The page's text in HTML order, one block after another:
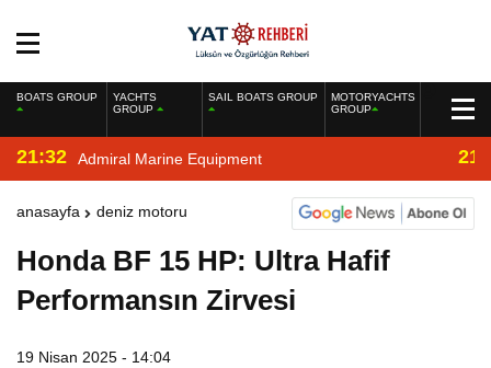
BOATS GROUP
YACHTS
GROUP
SAIL BOATS GROUP
MOTORYACHTS
GROUP
21:32 Admiral Marine Equipment
anasayfa deniz motoru
Honda BF 15 HP: Ultra Hafif
Performansın Zirvesi
19 Nisan 2025 - 14:04